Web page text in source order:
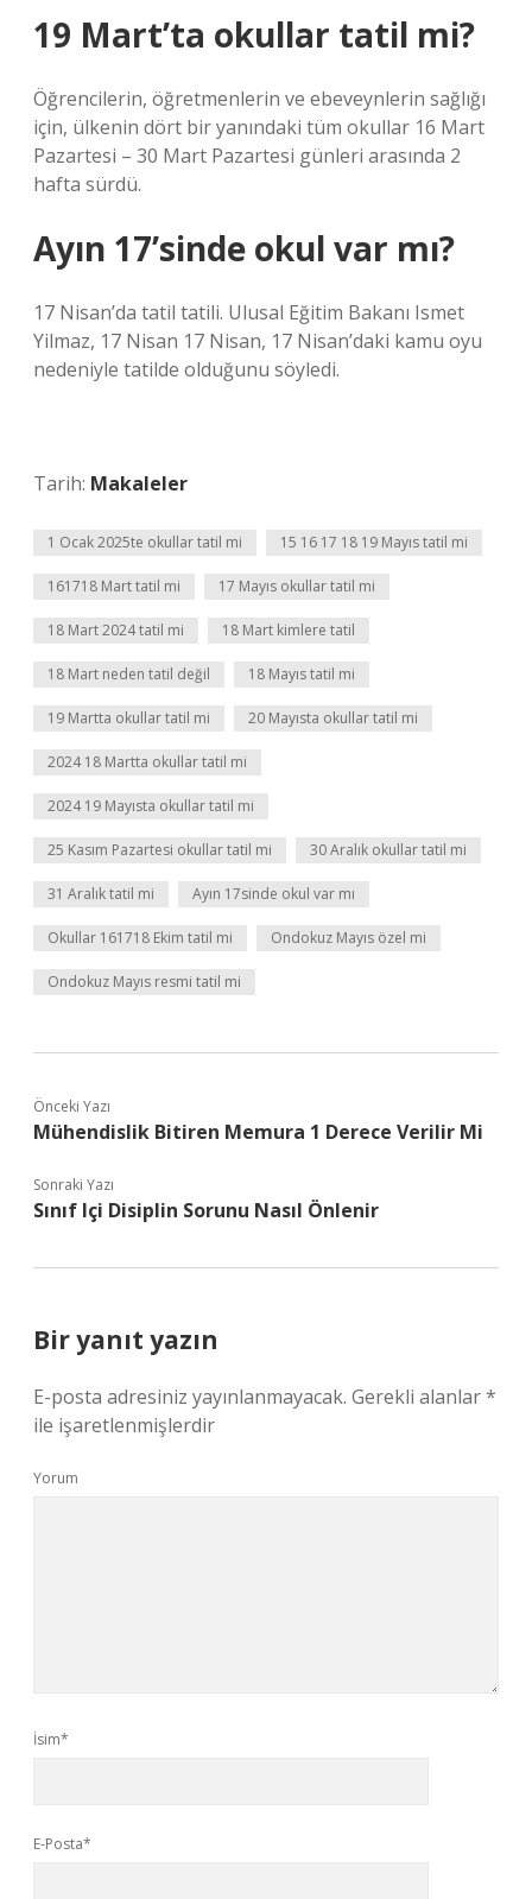
19 Mart’ta okullar tatil mi?
Öğrencilerin, öğretmenlerin ve ebeveynlerin sağlığı
için, ülkenin dört bir yanındaki tüm okullar 16 Mart
Pazartesi – 30 Mart Pazartesi günleri arasında 2
hafta sürdü.
Ayın 17’sinde okul var mı?
17 Nisan’da tatil tatili. Ulusal Eğitim Bakanı Ismet
Yilmaz, 17 Nisan 17 Nisan, 17 Nisan’daki kamu oyu
nedeniyle tatilde olduğunu söyledi.
Tarih: Makaleler
1 Ocak 2025te okullar tatil mi 15 16 17 18 19 Mayıs tatil mi
161718 Mart tatil mi 17 Mayıs okullar tatil mi
18 Mart 2024 tatil mi 18 Mart kimlere tatil
18 Mart neden tatil değil 18 Mayıs tatil mi
19 Martta okullar tatil mi 20 Mayısta okullar tatil mi
2024 18 Martta okullar tatil mi
2024 19 Mayısta okullar tatil mi
25 Kasım Pazartesi okullar tatil mi 30 Aralık okullar tatil mi
31 Aralık tatil mi Ayın 17sinde okul var mı
Okullar 161718 Ekim tatil mi Ondokuz Mayıs özel mi
Ondokuz Mayıs resmi tatil mi
Önceki Yazı
Mühendislik Bitiren Memura 1 Derece Verilir Mi
Sonraki Yazı
Sınıf Içi Disiplin Sorunu Nasıl Önlenir
Bir yanıt yazın
E-posta adresiniz yayınlanmayacak. Gerekli alanlar*
ile işaretlenmişlerdir
Yorum
İsim*
E-Posta*